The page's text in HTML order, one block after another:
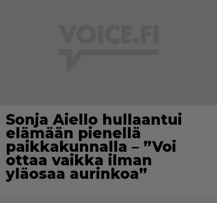
Sonja Aiello hullaantui
elämään pienellä
paikkakunnalla – ”Voi
ottaa vaikka ilman
yläosaa aurinkoa”